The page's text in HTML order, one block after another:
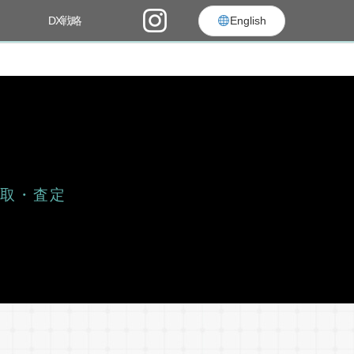
DX戦略 English
・査定